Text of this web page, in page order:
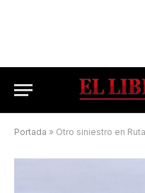
Portada » Otro siniestro en Ruta 14: